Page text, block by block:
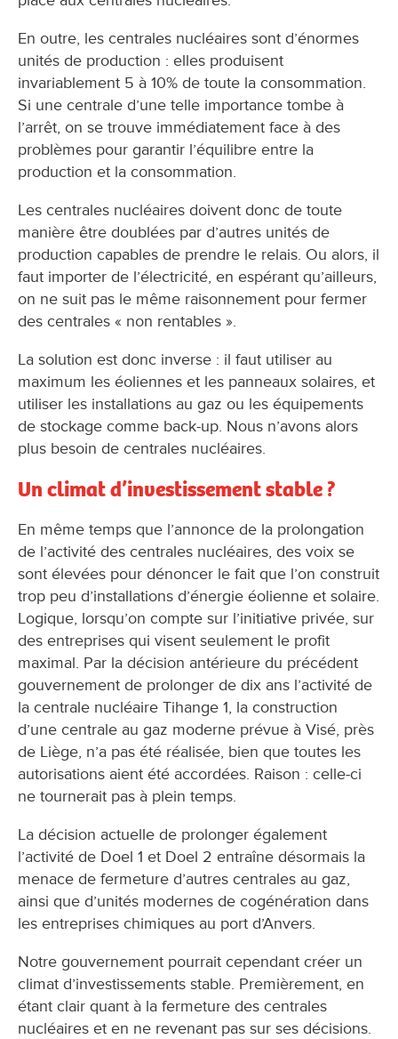
En outre, les centrales nucléaires sont d’énormes
unités de production : elles produisent
invariablement 5 à 10% de toute la consommation.
Si une centrale d’une telle importance tombe à
l’arrêt, on se trouve immédiatement face à des
problèmes pour garantir l’équilibre entre la
production et la consommation.
Les centrales nucléaires doivent donc de toute
manière être doublées par d’autres unités de
production capables de prendre le relais. Ou alors, il
faut importer de l’électricité, en espérant qu’ailleurs,
on ne suit pas le même raisonnement pour fermer
des centrales « non rentables ».
La solution est donc inverse : il faut utiliser au
maximum les éoliennes et les panneaux solaires, et
utiliser les installations au gaz ou les équipements
de stockage comme back-up. Nous n’avons alors
plus besoin de centrales nucléaires.
Un climat d’investissement stable ?
En même temps que l’annonce de la prolongation
de l’activité des centrales nucléaires, des voix se
sont élevées pour dénoncer le fait que l’on construit
trop peu d’installations d’énergie éolienne et solaire.
Logique, lorsqu’on compte sur l’initiative privée, sur
des entreprises qui visent seulement le profit
maximal. Par la décision antérieure du précédent
gouvernement de prolonger de dix ans l’activité de
la centrale nucléaire Tihange 1, la construction
d’une centrale au gaz moderne prévue à Visé, près
de Liège, n’a pas été réalisée, bien que toutes les
autorisations aient été accordées. Raison : celle-ci
ne tournerait pas à plein temps.
La décision actuelle de prolonger également
l’activité de Doel 1 et Doel 2 entraîne désormais la
menace de fermeture d’autres centrales au gaz,
ainsi que d’unités modernes de cogénération dans
les entreprises chimiques au port d’Anvers.
Notre gouvernement pourrait cependant créer un
climat d’investissements stable. Premièrement, en
étant clair quant à la fermeture des centrales
nucléaires et en ne revenant pas sur ses décisions.